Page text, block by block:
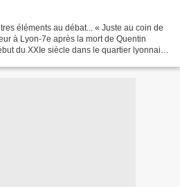
éléments au débat... « Juste au coin de
à Lyon-7e après la mort de Quentin
du XXIe siècle dans le quartier lyonnais